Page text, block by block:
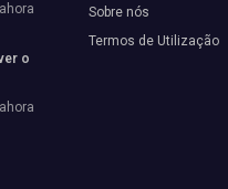
o
Sobre nós
Termos de Utilização